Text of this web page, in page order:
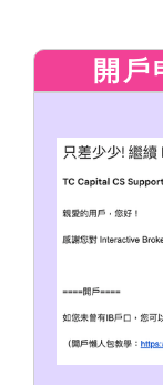
開戶